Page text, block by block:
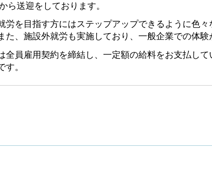
ら送迎をしております。
労を目指す方にはステップアップできるように色々
た、施設外就労も実施しており、一般企業での体験
全員雇用契約を締結し、一定額の給料をお支払して
す。